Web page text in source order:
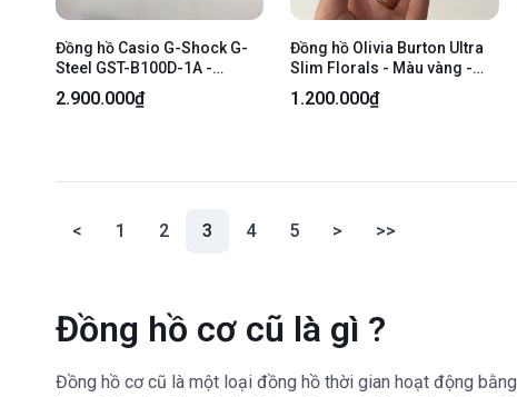
Đồng hồ Casio G-Shock G-
Steel GST-B100D-1A -
53.8mm - Màu bạc mặt đen -
Ngoại hình 97,5% - kính trầy,
2.900.000₫
Đồng hồ Olivia Burton Ultra
Slim Florals - Màu vàng -
Ngoại hình: 98% - Box
1.200.000₫
< 1 2 3(current)
4 5 > >>
Đồng hồ cơ cũ là gì ?
Đồng hồ cơ cũ là một loại đồng hồ thời gian hoạt động